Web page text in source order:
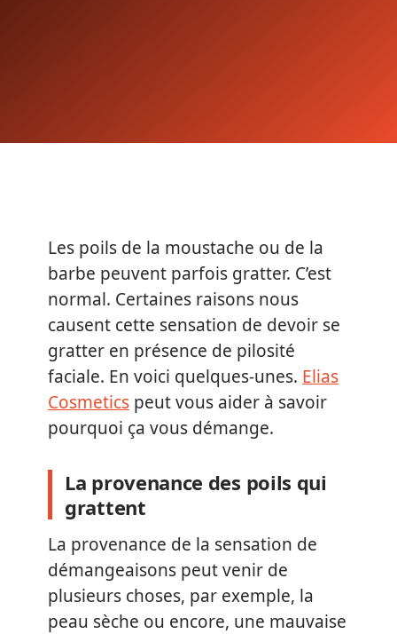
Les poils de la moustache ou de la
barbe peuvent parfois gratter. C’est
normal. Certaines raisons nous
causent cette sensation de devoir se
gratter en présence de pilosité
faciale. En voici quelques-unes. Elias
Cosmetics peut vous aider à savoir
pourquoi ça vous démange.
La provenance des poils qui
grattent
La provenance de la sensation de
démangeaisons peut venir de
plusieurs choses, par exemple, la
peau sèche ou encore, une mauvaise